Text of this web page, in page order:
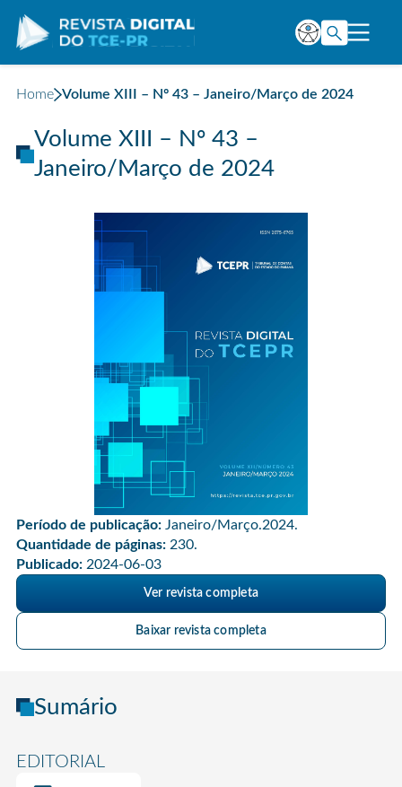
Home Volume XIII – Nº 43 – Janeiro/Março de 2024
Volume XIII – Nº 43 –
Janeiro/Março de 2024
Período de publicação: Janeiro/Março.2024.
Quantidade de páginas: 230.
Publicado: 2024-06-03
Ver revista completa
Baixar revista completa
Sumário
EDITORIAL